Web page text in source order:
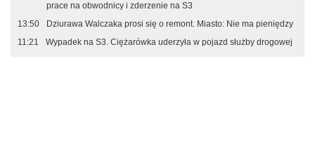
prace na obwodnicy i zderzenie na S3
13:50
Dziurawa Walczaka prosi się o remont. Miasto: Nie ma pieniędzy
11:21
Wypadek na S3. Ciężarówka uderzyła w pojazd służby drogowej